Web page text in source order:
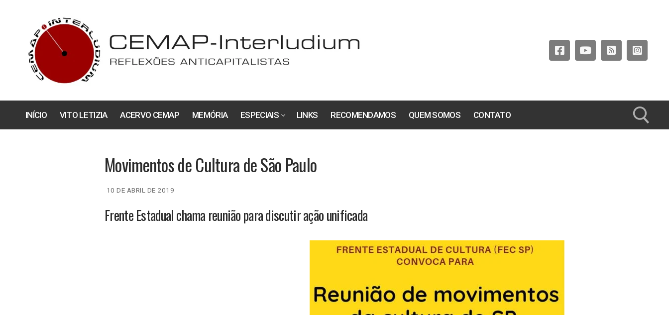
conteúdo
INÍCIO VITO LETIZIA ACERVO CEMAP MEMÓRIA ESPECIAIS LINKS RECOMENDAMOS QUEM SOMOS CONTATO
Movimentos de Cultura de São Paulo
10 DE ABRIL DE 2019
Frente Estadual chama reunião para discutir ação unificada